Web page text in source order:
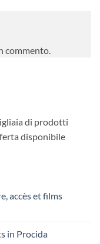
commento.
di prodotti
disponibile
accès et films
in Procida